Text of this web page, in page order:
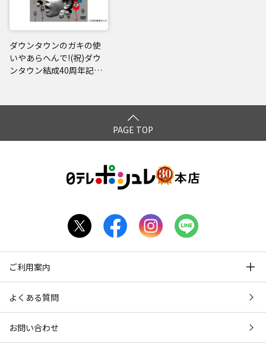
ダウンタウンのガキの使
いやあらへんで!(祝)ダウ
ンタウン結成40周年記念
ン
PAGE TOP
ご利用案内
よくある質問
お問い合わせ